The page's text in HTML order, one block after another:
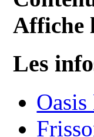
Affiche
Les